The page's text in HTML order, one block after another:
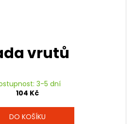
vrutů
3-5 dní
104 Kč
DO KOŠÍKU